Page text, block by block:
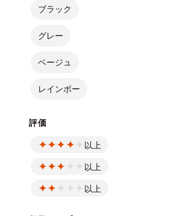
ブラック
グレー
ベージュ
レインボー
評価
以上
以上
以上